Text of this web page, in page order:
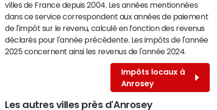
villes de France depuis 2004. Les années mentionnées
dans ce service correspondent aux années de paiement
de l'impôt sur le revenu, calculé en fonction des revenus
déclarés pour l'année précédente. Les impôts de l'année
2025 concernent ainsi les revenus de l'année 2024.
Impôts locaux à
Anrosey
Les autres villes près d'Anrosey